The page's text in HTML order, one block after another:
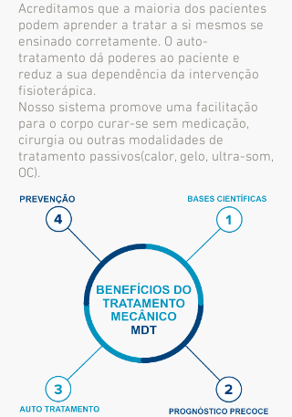
Acreditamos que a maioria dos pacientes
podem aprender a tratar a si mesmos se
ensinado corretamente. O auto-
tratamento dá poderes ao paciente e
reduz a sua dependência da intervenção
fisioterápica.
Nosso sistema promove uma facilitação
para o corpo curar-se sem medicação,
cirurgia ou outras modalidades de
tratamento passivos(calor, gelo, ultra-som,
OC).